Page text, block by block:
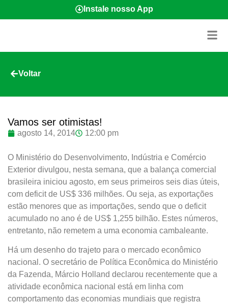
Instale nosso App
Voltar
Vamos ser otimistas!
agosto 14, 2014 12:00 pm
O Ministério do Desenvolvimento, Indústria e Comércio
Exterior divulgou, nesta semana, que a balança comercial
brasileira iniciou agosto, em seus primeiros seis dias úteis,
com deficit de US$ 336 milhões. Ou seja, as exportações
estão menores que as importações, sendo que o deficit
acumulado no ano é de US$ 1,255 bilhão. Estes números,
entretanto, não remetem a uma economia cambaleante.
Há um desenho do trajeto para o mercado econômico
nacional. O secretário de Política Econômica do Ministério
da Fazenda, Márcio Holland declarou recentemente que a
atividade econômica nacional está em linha com
comportamento das economias mundiais que registra